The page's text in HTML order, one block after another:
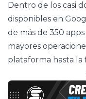
Dentro de los casi
disponibles en
de más de 350
mayores
plataforma hasta la